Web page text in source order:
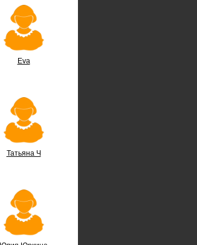
Eva
Татьяна Ч